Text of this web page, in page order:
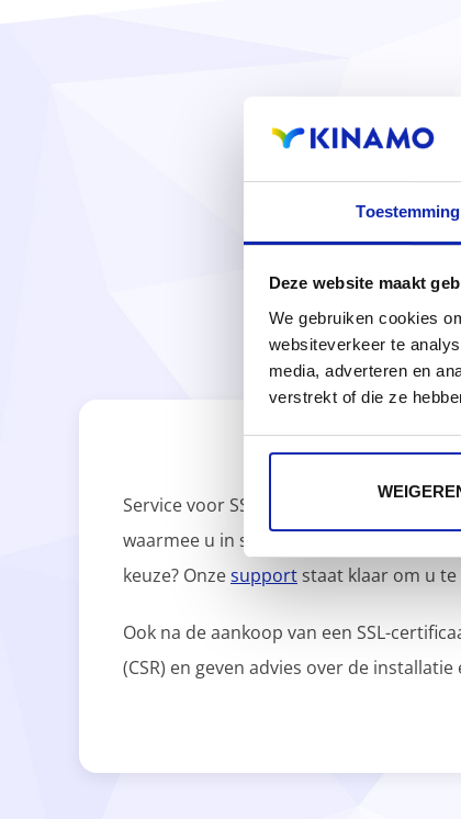
Toestemming
Deze website maakt
We gebruiken cookies
websiteverkeer te
media, adverteren en
verstrekt of die ze
SERVICE
Service voor SSL-certificaten bij
waarmee u in slechts twee stappen
keuze? Onzesupport staat klaar om u te
Ook na de aankoop van een SSL-
(CSR) en geven advies over de